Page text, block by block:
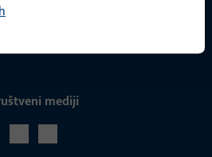
mediji